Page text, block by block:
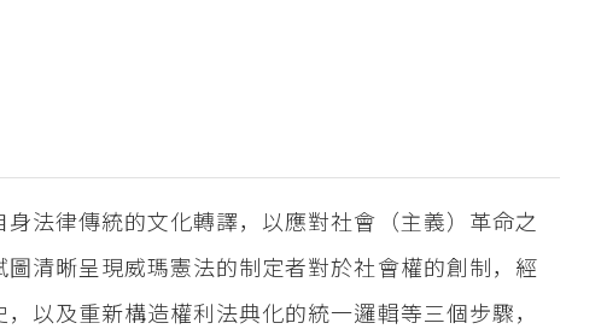
法律傳統的文化轉譯，以應對社會（主義）革命之
清晰呈現威瑪憲法的制定者對於社會權的創制，經
以及重新構造權利法典化的統一邏輯等三個步驟，